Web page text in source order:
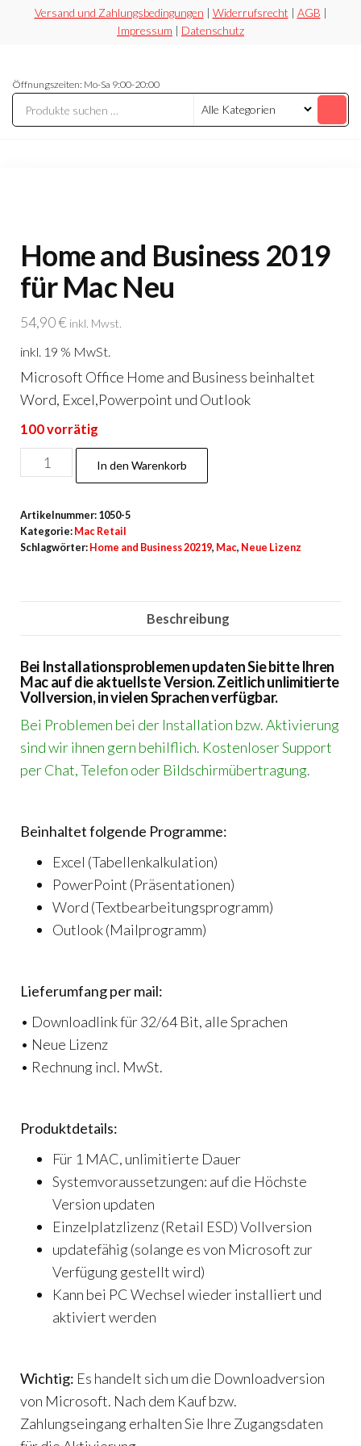
Versand und Zahlungsbedingungen | Widerrufsrecht | AGB |
Impressum | Datenschutz
Securesoft
Shop
statt
riskieren
Öffnungszeiten: Mo-Sa 9:00-20:00
Home and Business 2019
für Mac Neu
54,90€ inkl. Mwst.
inkl. 19 % MwSt.
Microsoft Office Home and Business beinhaltet
Word, Excel,Powerpoint und Outlook
100 vorrätig
Home
and
2019
für
In den Warenkorb
Artikelnummer: 1050-5
Kategorie: Mac Retail
Schlagwörter: Home and Business 20219, Mac, Neue Lizenz
Beschreibung
Bei Installationsproblemen updaten Sie bitte Ihren
Mac auf die aktuellste Version. Zeitlich unlimitierte
Vollversion, in vielen Sprachen verfügbar.
Bei Problemen bei der Installation bzw. Aktivierung
sind wir ihnen gern behilflich. Kostenloser Support
per Chat, Telefon oder Bildschirmübertragung.
Beinhaltet folgende Programme:
Excel (Tabellenkalkulation)
PowerPoint (Präsentationen)
Word (Textbearbeitungsprogramm)
Outlook (Mailprogramm)
Lieferumfang per mail:
• Downloadlink für 32/64 Bit, alle Sprachen
• Neue Lizenz
• Rechnung incl. MwSt.
Produktdetails:
Für 1 MAC, unlimitierte Dauer
Systemvoraussetzungen: auf die Höchste
Version updaten
Einzelplatzlizenz (Retail ESD) Vollversion
updatefähig (solange es von Microsoft zur
Verfügung gestellt wird)
Kann bei PC Wechsel wieder installiert und
aktiviert werden
Wichtig: Es handelt sich um die Downloadversion
von Microsoft. Nach dem Kauf bzw.
Zahlungseingang erhalten Sie Ihre Zugangsdaten